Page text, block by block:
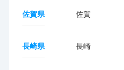
佐賀県 佐賀
長崎県 長崎